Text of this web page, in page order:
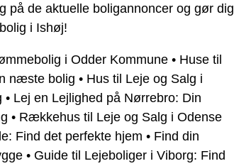
på de aktuelle boligannoncer og gør dig
i Ishøj!
i Odder Kommune • Huse til
næste bolig • Hus til Leje og Salg i
• Lej en Lejlighed på Nørrebro: Din
• Rækkehus til Leje og Salg i Odense
Find det perfekte hjem • Find din
• Guide til Lejeboliger i Viborg: Find